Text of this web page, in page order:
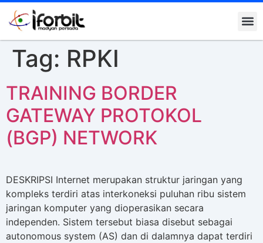
Tag: RPKI
TRAINING BORDER
GATEWAY PROTOKOL
(BGP) NETWORK
DESKRIPSI Internet merupakan struktur jaringan yang
kompleks terdiri atas interkoneksi puluhan ribu sistem
jaringan komputer yang dioperasikan secara
independen. Sistem tersebut biasa disebut sebagai
autonomous system (AS) dan di dalamnya dapat terdiri